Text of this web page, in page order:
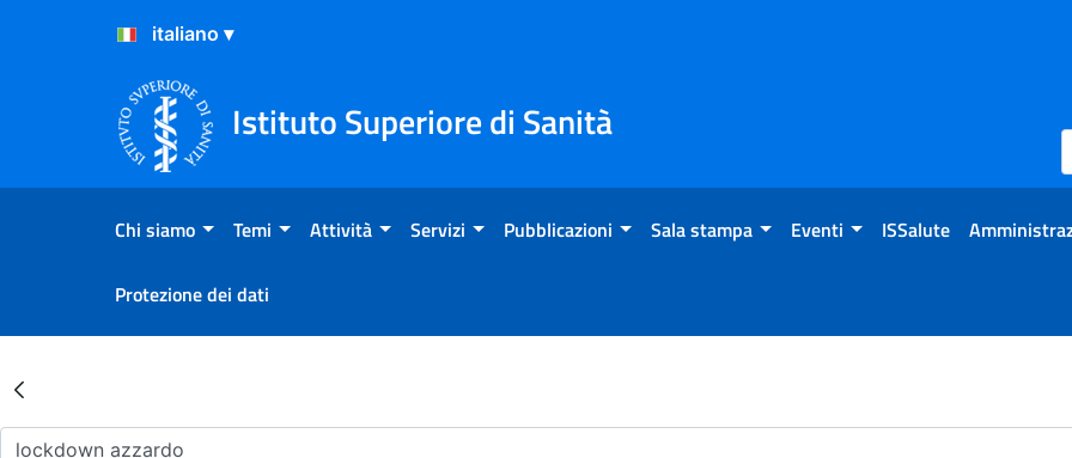
Salta al Contenuto
Salta al Footer
Istituto Superiore di Sanità
Chi siamo Temi Attività Servizi Pubblicazioni Sala stampa Eventi ISSalute
Protezione dei dati
Risultati della Ricerca - Archivio